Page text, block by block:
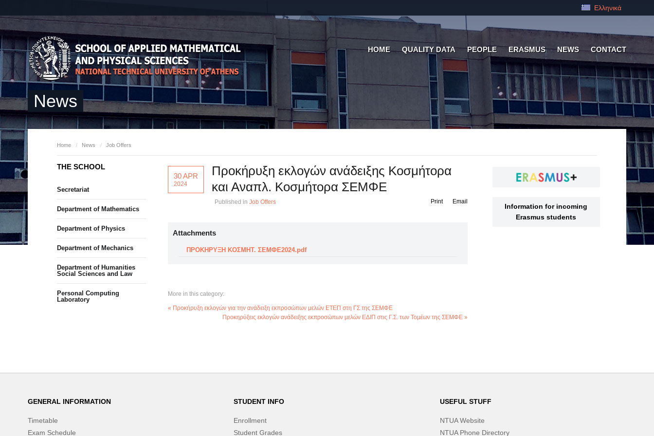
Ελληνικά
HOME QUALITY DATA PEOPLE ERASMUS NEWS CONTACT
News
Home / News / Job Offers
30 APR
2024
Προκήρυξη εκλογών ανάδειξης Κοσμήτορα
και Αναπλ. Κοσμήτορα ΣΕΜΦΕ
Published in Job Offers Email
Print
Attachments
ΠΡΟΚΗΡΥΞΗ ΚOΣΜΗΤ. ΣΕΜΦΕ2024.pdf
More in this category:
« Προκήρυξη εκλογών για την ανάδειξη εκπροσώπων μελών ΕΤΕΠ στη ΓΣ της ΣΕΜΦΕ
Προκηρύξεις εκλογών ανάδειξης εκπροσώπων μελών ΕΔΙΠ στις Γ.Σ. των Τομέων της ΣΕΜΦΕ »
THE SCHOOL
Secretariat
Department of Mathematics
Department of Physics
Department of Mechanics
Department of Humanities
Social Sciences and Law
Personal Computing
Laboratory
Information for incoming
Erasmus students
GENERAL INFORMATION
Timetable
Exam Schedule
STUDENT INFO
Enrollment
Student Grades
USEFUL STUFF
NTUA Website
NTUA Phone Directory